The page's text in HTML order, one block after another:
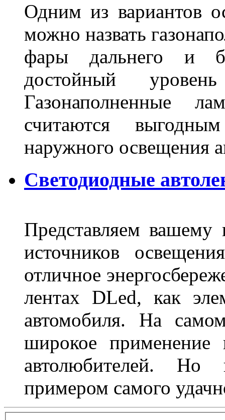
Одним из вариантов
можно назвать
фары дальнего и
достойный
Газонаполненные
считаются
наружного освещения
Светодиодные
Представляем
источников
отличное
лентах DLed, как
автомобиля. На
широкое
автолюбителей. Но
примером самого